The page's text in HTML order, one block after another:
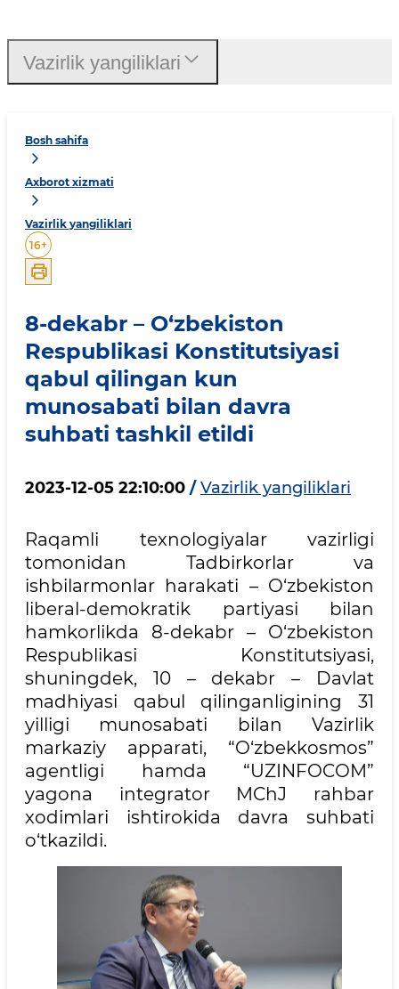
Bosh sahifa
Axborot xizmati
Vazirlik yangiliklari
16+
8-dekabr – O‘zbekiston
Respublikasi Konstitutsiyasi
qabul qilingan kun
munosabati bilan davra
suhbati tashkil etildi
2023-12-05 22:10:00 / Vazirlik yangiliklari
Raqamli texnologiyalar vazirligi
tomonidan Tadbirkorlar va
ishbilarmonlar harakati – O‘zbekiston
liberal-demokratik partiyasi bilan
hamkorlikda 8-dekabr – O‘zbekiston
Respublikasi Konstitutsiyasi,
shuningdek, 10 – dekabr – Davlat
madhiyasi qabul qilinganligining 31
yilligi munosabati bilan Vazirlik
markaziy apparati, “O‘zbekkosmos”
agentligi hamda “UZINFOCOM”
yagona integrator MChJ rahbar
xodimlari ishtirokida davra suhbati
o‘tkazildi.
Vazirlik yangiliklari